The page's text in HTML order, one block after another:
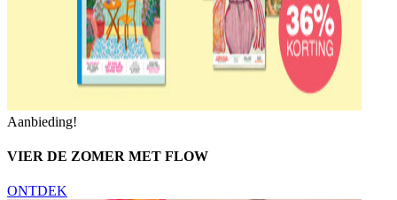
Aanbieding!
VIER DE ZOMER MET FLOW
ONTDEK